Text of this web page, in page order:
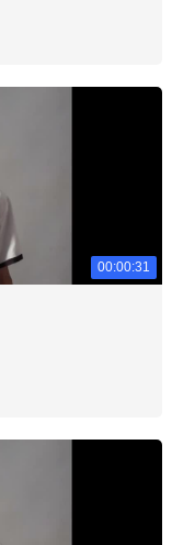
00:00:31